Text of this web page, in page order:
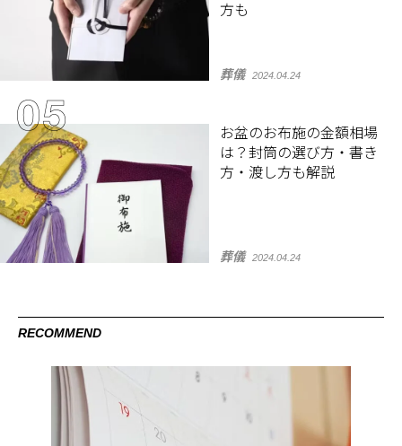
方も
葬儀 2024.04.24
お盆のお布施の金額相場
は？封筒の選び方・書き
方・渡し方も解説
葬儀 2024.04.24
RECOMMEND